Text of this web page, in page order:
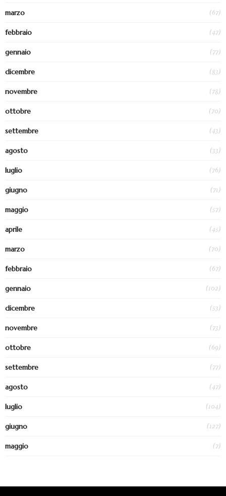
marzo (67)
febbraio (47)
gennaio (77)
dicembre (83)
novembre (78)
ottobre (70)
settembre (43)
agosto (33)
luglio (76)
giugno (71)
maggio (57)
aprile (45)
marzo (70)
febbraio (67)
gennaio (102)
dicembre (53)
novembre (73)
ottobre (69)
settembre (77)
agosto (47)
luglio (104)
giugno (127)
maggio (7)